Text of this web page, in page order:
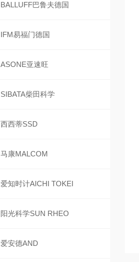
BALLUFF巴鲁夫德国
IFM易福门德国
ASONE亚速旺
SIBATA柴田科学
西西蒂SSD
马康MALCOM
爱知时计AICHI TOKEI
阳光科学SUN RHEO
爱安德AND